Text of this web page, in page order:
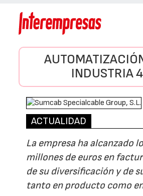
INDUSTRIA
ACTUALIDAD
La empresa ha alcanzado
millones de euros en
de su diversificación y de
tanto en producto como